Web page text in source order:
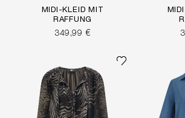
MIDI-KLEID MIT
RAFFUNG
349,99 €